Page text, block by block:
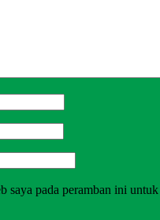
saya pada peramban ini